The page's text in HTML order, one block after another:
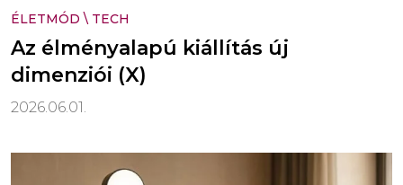
ÉLETMÓD \ TECH
Az élményalapú kiállítás új
dimenziói (X)
2026.06.01.